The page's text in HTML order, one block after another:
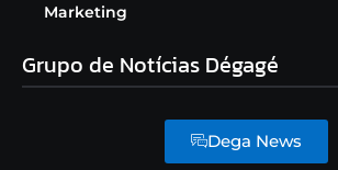
Marketing
Grupo de Notícias Dégagé
Dega News